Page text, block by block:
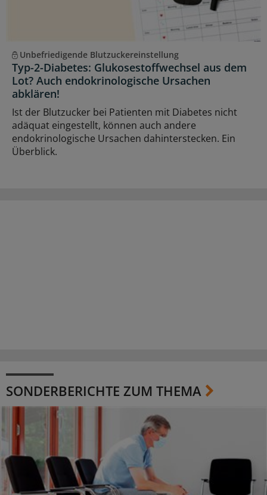
Unbefriedigende Blutzuckereinstellung
Typ-2-Diabetes: Glukosestoffwechsel aus dem
Lot? Auch endokrinologische Ursachen
abklären!
Ist der Blutzucker bei Patienten mit Diabetes nicht
adäquat eingestellt, können auch andere
endokrinologische Ursachen dahinterstecken. Ein
Überblick.
SONDERBERICHTE ZUM THEMA